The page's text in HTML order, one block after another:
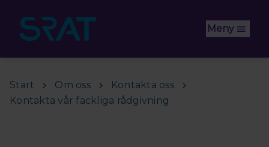
Meny
Start Om oss
Kontakta oss
Kontakta vår fackliga rådgivning